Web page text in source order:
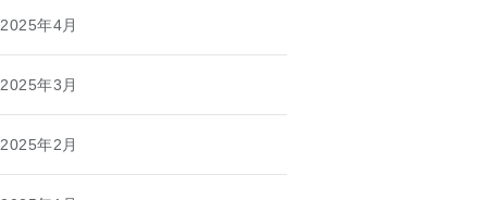
2025年4月
2025年3月
2025年2月